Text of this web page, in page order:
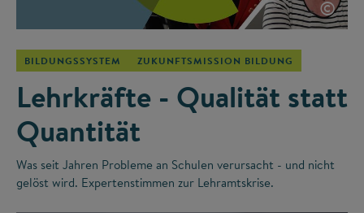
©
BILDUNGSSYSTEM ZUKUNFTSMISSION BILDUNG
Lehrkräfte - Qualität statt
Quantität
Was seit Jahren Probleme an Schulen verursacht - und nicht
gelöst wird. Expertenstimmen zur Lehramtskrise.